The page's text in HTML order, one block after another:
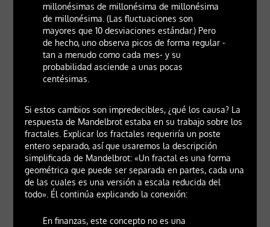
millonésimas de millonésima de millonésima
de millonésima. (Las fluctuaciones son
mayores que 10 desviaciones estándar.) Pero
de hecho, uno observa picos de forma regular -
tan a menudo como cada mes- y su
probabilidad asciende a unas pocas
centésimas.
Si estos cambios son impredecibles, ¿qué los causa? La
respuesta de Mandelbrot estaba en su trabajo sobre los
fractales. Explicar los fractales requeriría un poste
entero separado, así que usaremos la descripción
simplificada de Mandelbrot: «Un fractal es una forma
geométrica que puede ser separada en partes, cada una
de las cuales es una versión a escala reducida del
todo». Él continúa explicando la conexión:
En finanzas, este concepto no es una